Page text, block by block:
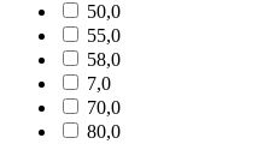
50,0
55,0
58,0
7,0
70,0
80,0